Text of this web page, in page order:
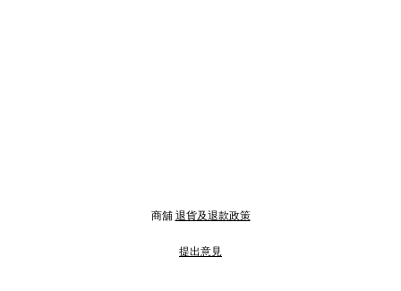
商舖 退貨及退款政策
提出意見